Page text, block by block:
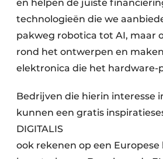
en helpen de juiste
technologieën die we
pakweg robotica tot AI, maar
rond het ontwerpen en
elektronica die het hardware-
Bedrijven die hierin interesse
kunnen een gratis
DIGITALIS
ook rekenen op een